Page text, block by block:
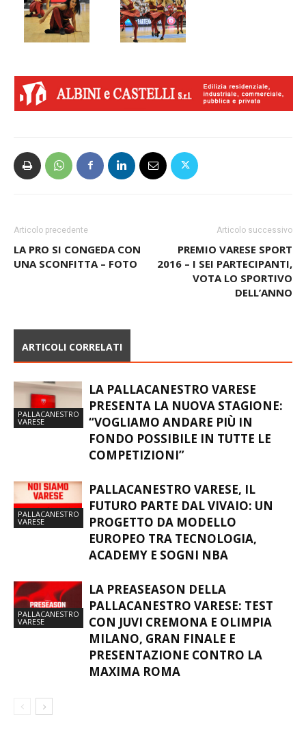
Articolo precedente
LA PRO SI CONGEDA CON
UNA SCONFITTA – FOTO
Articolo successivo
PREMIO VARESE SPORT
2016 – I SEI PARTECIPANTI,
VOTA LO SPORTIVO
DELL’ANNO
ARTICOLI CORRELATI
PALLACANESTRO
VARESE
LA PALLACANESTRO VARESE
PRESENTA LA NUOVA STAGIONE:
“VOGLIAMO ANDARE PIÙ IN
FONDO POSSIBILE IN TUTTE LE
COMPETIZIONI”
PALLACANESTRO
VARESE
PALLACANESTRO VARESE, IL
FUTURO PARTE DAL VIVAIO: UN
PROGETTO DA MODELLO
EUROPEO TRA TECNOLOGIA,
ACADEMY E SOGNI NBA
PALLACANESTRO
VARESE
LA PREASEASON DELLA
PALLACANESTRO VARESE: TEST
CON JUVI CREMONA E OLIMPIA
MILANO, GRAN FINALE E
PRESENTAZIONE CONTRO LA
MAXIMA ROMA